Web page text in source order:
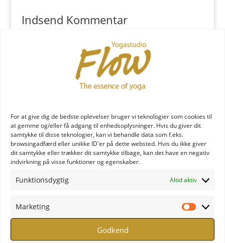
For at give dig de bedste oplevelser bruger vi teknologier som cookies til
at gemme og/eller få adgang til enhedsoplysninger. Hvis du giver dit
samtykke til disse teknologier, kan vi behandle data som f.eks.
browsingadfærd eller unikke ID'er på dette websted. Hvis du ikke giver
dit samtykke eller trækker dit samtykke tilbage, kan det have en negativ
indvirkning på visse funktioner og egenskaber.
Funktionsdygtig Altid aktiv
Marketing
Godkend
Indsend Kommentar
YOGA læreruddannelse
YOGA uddannelse - læs mere
YOGA Retreats